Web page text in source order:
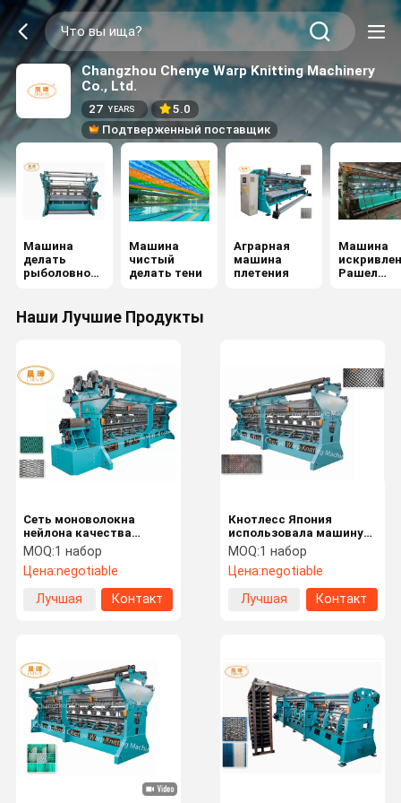
Changzhou Chenye Warp Knitting Machinery
Co., Ltd.
27 YEARS
5.0
Подтверженный поставщик
Машина
делать
рыболовной
Машина
чистый
делать тени
Аграрная
машина
плетения
Машина
Рашел
Наши Лучшие Продукты
Сеть моноволокна
нейлона качества
машины делать
рыболовной сети
контролируя
MOQ:1 набор
Цена:negotiable
Лучшая
Контакт
Кнотлесс Япония
использовала машину
делать рыболовной
сети с скоростью 200-
480рпм
MOQ:1 набор
Цена:negotiable
Лучшая
Контакт